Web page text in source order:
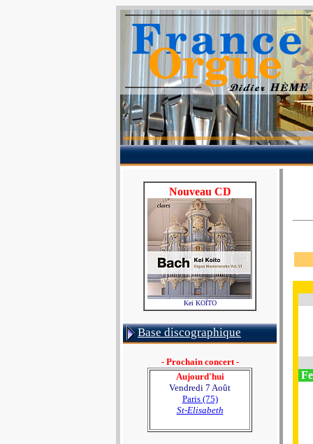
Nouveau CD
Kei KOÏTO
Base discographique
- Prochain concert -
Aujourd'hui
Vendredi 7 Août
Paris (75)
St-Elisabeth